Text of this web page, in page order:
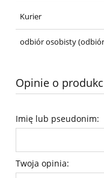
Kurier
odbiór osobisty
Opinie o
Imię lub pseudonim:
Twoja opinia: